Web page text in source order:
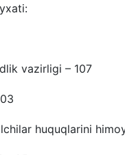
vazirligi – 107
huquqlarini